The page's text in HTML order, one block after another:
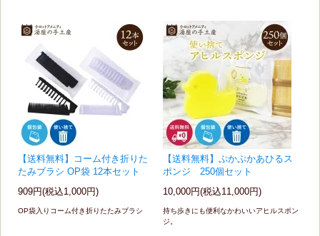
【送料無料】コーム付き折りた
たみブラシ OP袋 12本セット
909円(税込1,000円)
OP袋入りコーム付き折りたたみブラシ
【送料無料】ぷかぷかあひるス
ポンジ 250個セット
10,000円(税込11,000円)
持ち歩きにも便利なかわいいアヒルスポン
ジ。